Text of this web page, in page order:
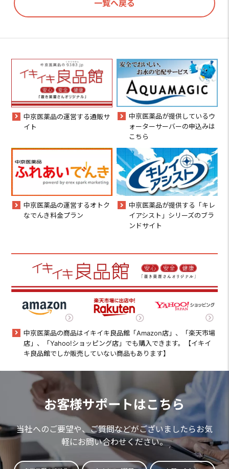
一覧へ戻る
中京医薬品の運営する通販サ
イト
中京医薬品が提供しているウ
ォーターサーバーの申込みは
こちら
中京医薬品の運営するオトク
なでんき料金プラン
中京医薬品が提供する「キレ
イアシスト」シリーズのブラ
ンドサイト
中京医薬品の商品はイキイキ良品館「Amazon店」、「楽天市場
店」、「Yahoo!ショッピング店」でも購入できます。【イキイ
キ良品館でしか販売していない商品もあります】
お客様サポートはこちら
当社へのご要望や、ご質問などがございましたらお気
軽にお問い合わせください。